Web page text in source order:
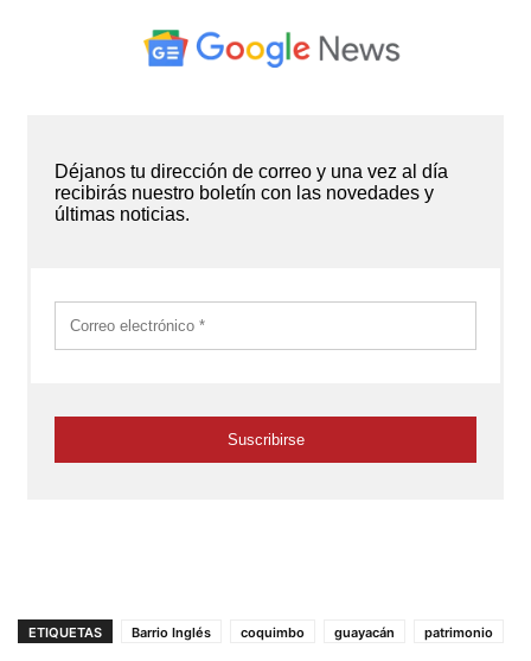
ETIQUETAS Barrio Inglés coquimbo guayacán patrimonio